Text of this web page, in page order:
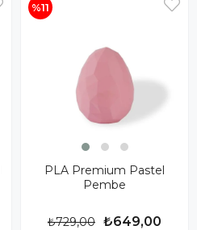
PLA Premium Pastel
Pembe
₺649,00
₺729,00
%11